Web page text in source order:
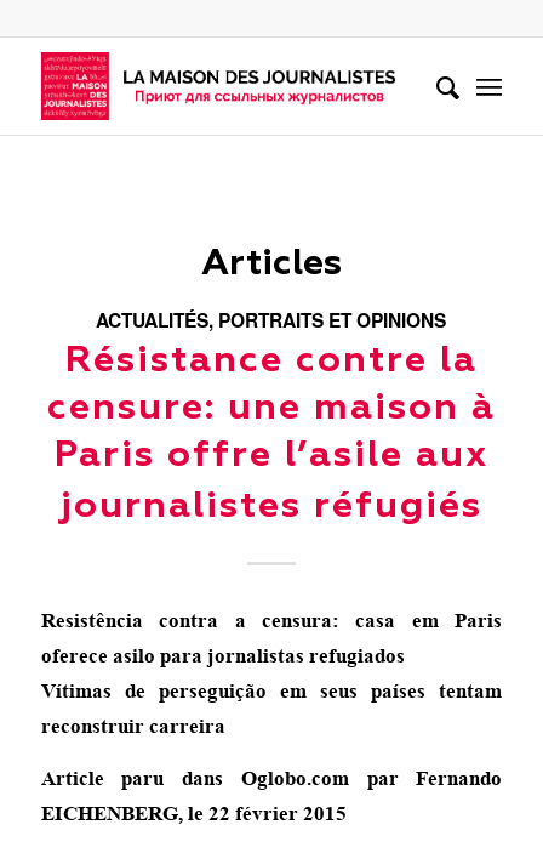
Articles
ACTUALITÉS, PORTRAITS ET OPINIONS
Résistance contre la
censure: une maison à
Paris offre l’asile aux
journalistes réfugiés
Resistência contra a censura: casa em Paris
oferece asilo para jornalistas refugiados
Vítimas de perseguição em seus países tentam
reconstruir carreira
Article paru dans Oglobo.com par Fernando
EICHENBERG, le 22 février 2015